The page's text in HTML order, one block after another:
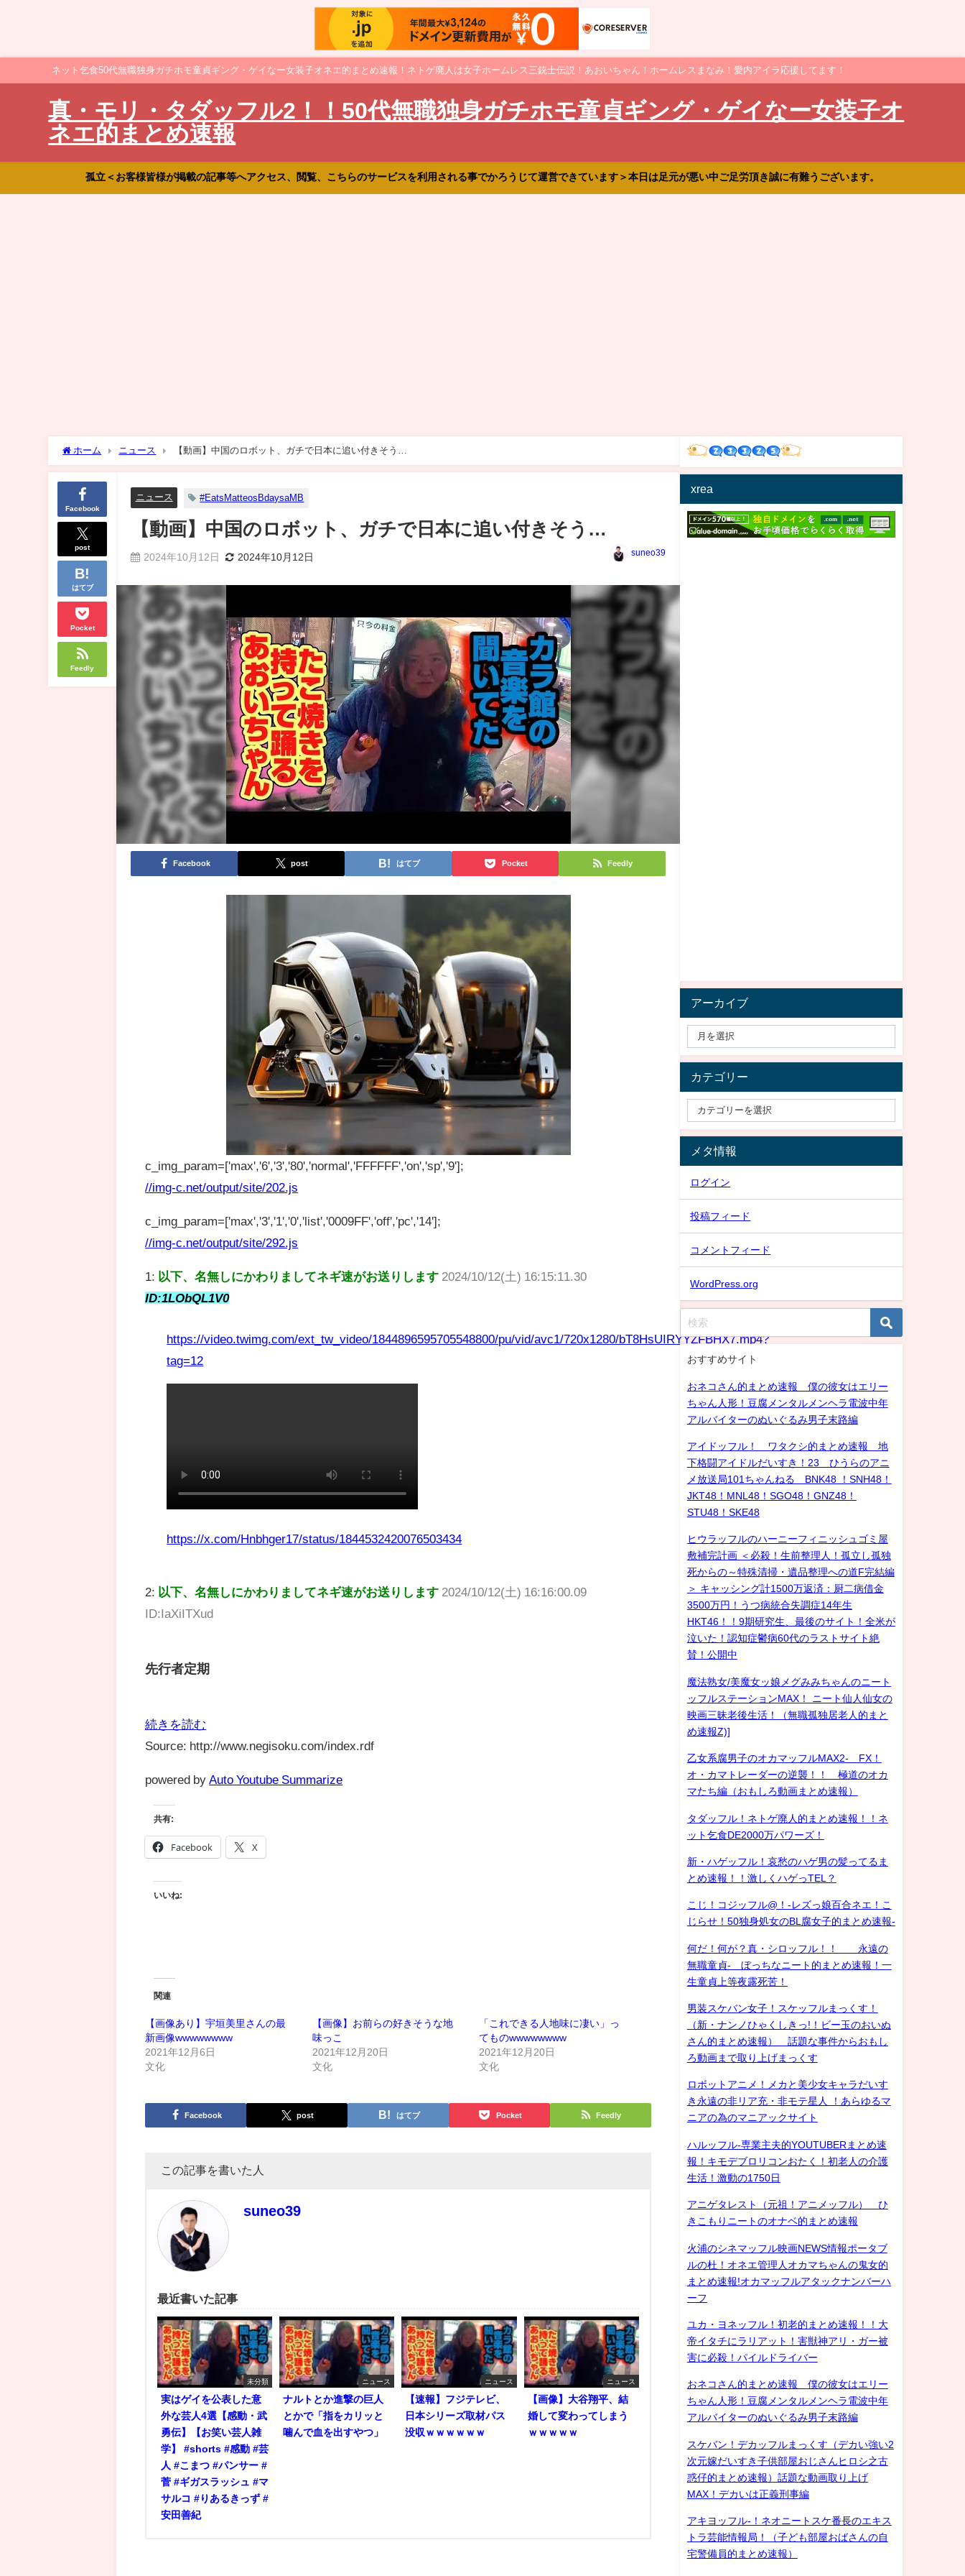
ネット乞食50代無職独身ガチホモ童貞ギング・ゲイなー女装子オネエ的まとめ速報！ネトゲ廃人は女子ホームレス三銃士伝説！あおいちゃん！ホームレスまなみ！愛内アイラ応援してます！
真・モリ・タダッフル2！！50代無職独身ガチホモ童貞ギング・ゲイなー女装子オ
ネエ的まとめ速報
孤立＜お客様皆様が掲載の記事等へアクセス、閲覧、こちらのサービスを利用される事でかろうじて運営できています＞本日は足元が悪い中ご足労頂き誠に有難うございます。
ホーム ニュース 【動画】中国のロボット、ガチで日本に追い付きそう…
Facebook
post
はてブ
Pocket
Feedly
ニュース #EatsMatteosBdaysaMB
【動画】中国のロボット、ガチで日本に追い付きそう…
2024年10月12日 2024年10月12日 suneo39
Facebook post はてブ Pocket Feedly
c_img_param=['max','6','3','80','normal','FFFFFF','on','sp','9'];
//img-c.net/output/site/202.js
c_img_param=['max','3','1','0','list','0009FF','off','pc','14'];
//img-c.net/output/site/292.js
1: 以下、名無しにかわりましてネギ速がお送りします 2024/10/12(土) 16:15:11.30
ID:1LObQL1V0
https://video.twimg.com/ext_tw_video/1844896595705548800/pu/vid/avc1/720x1280/bT8HsUIRYYZFBHX7.mp4?
tag=12
https://x.com/Hnbhger17/status/1844532420076503434
2: 以下、名無しにかわりましてネギ速がお送りします 2024/10/12(土) 16:16:00.09
ID:IaXiITXud
先行者定期
続きを読む
Source: http://www.negisoku.com/index.rdf
powered by Auto Youtube Summarize
共有:
Facebook X
いいね:
関連
【画像あり】宇垣美里さんの最
新画像wwwwwwww
2021年12月6日
文化
【画像】お前らの好きそうな地
味っこ
2021年12月20日
文化
「これできる人地味に凄い」っ
てものwwwwwwww
2021年12月20日
文化
Facebook post はてブ Pocket Feedly
この記事を書いた人
suneo39
最近書いた記事
未分類
実はゲイを公表した意
外な芸人4選【感動・武
勇伝】【お笑い芸人雑
学】 #shorts #感動 #芸
人 #こまつ #パンサー #
菅 #ギガスラッシュ #マ
サルコ #りあるきっず #
安田善紀
ニュース
ナルトとか進撃の巨人
とかで「指をカリッと
噛んで血を出すやつ」
ニュース
【速報】フジテレビ、
日本シリーズ取材パス
没収ｗｗｗｗｗｗ
ニュース
【画像】大谷翔平、結
婚して変わってしまう
ｗｗｗｗｗ
xrea
アーカイブ
カテゴリー
メタ情報
ログイン
投稿フィード
コメントフィード
WordPress.org
おすすめサイト
おネコさん的まとめ速報 僕の彼女はエリー
ちゃん人形！豆腐メンタルメンヘラ電波中年
アルバイターのぬいぐるみ男子末路編
アイドッフル！ ワタクシ的まとめ速報 地
下格闘アイドルだいすき！23 ひうらのアニ
メ放送局101ちゃんねる BNK48 ！SNH48！
JKT48！MNL48！SGO48！GNZ48！
STU48！SKE48
ヒウラッフルのハーニーフィニッシュゴミ屋
敷補完計画 ＜必殺！生前整理人！孤立し孤独
死からの～特殊清掃・遺品整理への道F完結編
＞ キャッシング計1500万返済：厨二病借金
3500万円！うつ病統合失調症14年生
HKT46！！9期研究生、最後のサイト！全米が
泣いた！認知症鬱病60代のラストサイト絶
賛！公開中
魔法熟女/美魔女ッ娘メグみみちゃんのニート
ッフルステーションMAX！ ニート仙人仙女の
映画三昧老後生活！（無職孤独居老人的まと
め速報Z)]
乙女系腐男子のオカマッフルMAX2- FX！
オ・カマトレーダーの逆襲！！ 極道のオカ
マたち編（おもしろ動画まとめ速報）
タダッフル！ネトゲ廃人的まとめ速報！！ネ
ット乞食DE2000万パワーズ！
新・ハゲッフル！哀愁のハゲ男の髪ってるま
とめ速報！！激しくハゲっTEL？
こじ！コジッフル@！-レズっ娘百合ネエ！こ
じらせ！50独身処女のBL腐女子的まとめ速報-
何だ！何が？真・シロッフル！！ 永遠の
無職童貞- ぼっちなニート的まとめ速報！一
生童貞上等夜露死苦！
男装スケバン女子！スケッフルまっくす！
（新・ナンノひゃくしきっ!！ビー玉のおいぬ
さん的まとめ速報） 話題な事件からおもし
ろ動画まで取り上げまっくす
ロボットアニメ！メカと美少女キャラだいす
き永遠の非リア充・非モテ星人 ！あらゆるマ
ニアの為のマニアックサイト
ハルッフル-専業主夫的YOUTUBERまとめ速
報！キモデブロリコンおたく！初老人の介護
生活！激動の1750日
アニゲタレスト（元祖！アニメッフル） ひ
きこもりニートのオナベ的まとめ速報
火浦のシネマッフル映画NEWS情報ポータブ
ルの杜！オネエ管理人オカマちゃんの鬼女的
まとめ速報!オカマッフルアタックナンバーハ
ーフ
ユカ・ヨネッフル！初老的まとめ速報！！大
帝イタチにラリアット！害獣神アリ・ガー被
害に必殺！パイルドライバー
おネコさん的まとめ速報 僕の彼女はエリー
ちゃん人形！豆腐メンタルメンヘラ電波中年
アルバイターのぬいぐるみ男子末路編
スケバン！デカッフルまっくす（デカい強い2
次元嫁だいすき子供部屋おじさんヒロシ之古
惑仔的まとめ速報）話題な動画取り上げ
MAX！デカいは正義刑事編
アキヨッフル-！ネオニートスケ番長のエキス
トラ芸能情報局！（子ども部屋おばさんの自
宅警備員的まとめ速報）